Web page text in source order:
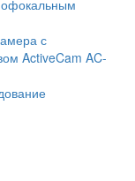
с
ActiveCam AC-